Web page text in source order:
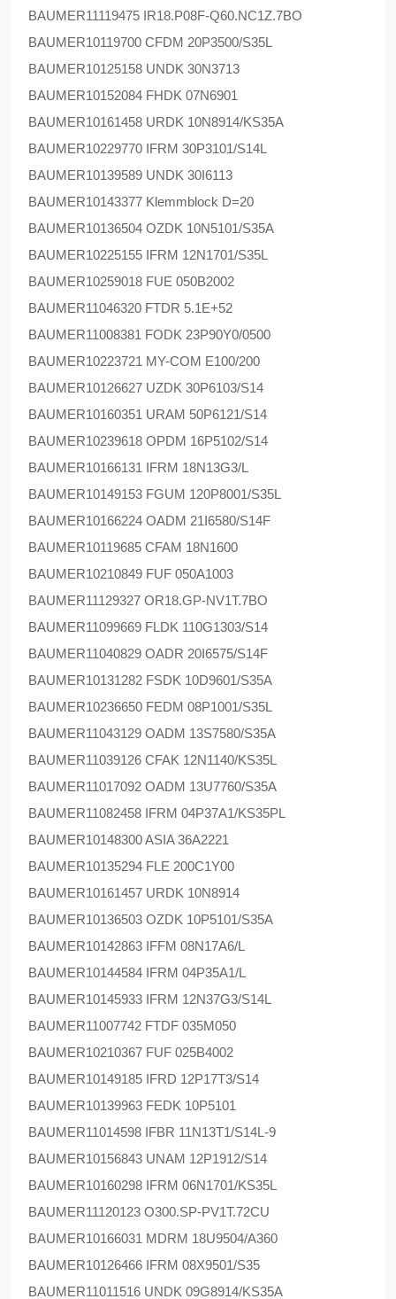
BAUMER11119475 IR18.P08F-Q60.NC1Z.7BO
BAUMER10119700 CFDM 20P3500/S35L
BAUMER10125158 UNDK 30N3713
BAUMER10152084 FHDK 07N6901
BAUMER10161458 URDK 10N8914/KS35A
BAUMER10229770 IFRM 30P3101/S14L
BAUMER10139589 UNDK 30I6113
BAUMER10143377 Klemmblock D=20
BAUMER10136504 OZDK 10N5101/S35A
BAUMER10225155 IFRM 12N1701/S35L
BAUMER10259018 FUE 050B2002
BAUMER11046320 FTDR 5.1E+52
BAUMER11008381 FODK 23P90Y0/0500
BAUMER10223721 MY-COM E100/200
BAUMER10126627 UZDK 30P6103/S14
BAUMER10160351 URAM 50P6121/S14
BAUMER10239618 OPDM 16P5102/S14
BAUMER10166131 IFRM 18N13G3/L
BAUMER10149153 FGUM 120P8001/S35L
BAUMER10166224 OADM 21I6580/S14F
BAUMER10119685 CFAM 18N1600
BAUMER10210849 FUF 050A1003
BAUMER11129327 OR18.GP-NV1T.7BO
BAUMER11099669 FLDK 110G1303/S14
BAUMER11040829 OADR 20I6575/S14F
BAUMER10131282 FSDK 10D9601/S35A
BAUMER10236650 FEDM 08P1001/S35L
BAUMER11043129 OADM 13S7580/S35A
BAUMER11039126 CFAK 12N1140/KS35L
BAUMER11017092 OADM 13U7760/S35A
BAUMER11082458 IFRM 04P37A1/KS35PL
BAUMER10148300 ASIA 36A2221
BAUMER10135294 FLE 200C1Y00
BAUMER10161457 URDK 10N8914
BAUMER10136503 OZDK 10P5101/S35A
BAUMER10142863 IFFM 08N17A6/L
BAUMER10144584 IFRM 04P35A1/L
BAUMER10145933 IFRM 12N37G3/S14L
BAUMER11007742 FTDF 035M050
BAUMER10210367 FUF 025B4002
BAUMER10149185 IFRD 12P17T3/S14
BAUMER10139963 FEDK 10P5101
BAUMER11014598 IFBR 11N13T1/S14L-9
BAUMER10156843 UNAM 12P1912/S14
BAUMER10160298 IFRM 06N1701/KS35L
BAUMER11120123 O300.SP-PV1T.72CU
BAUMER10166031 MDRM 18U9504/A360
BAUMER10126466 IFRM 08X9501/S35
BAUMER11011516 UNDK 09G8914/KS35A